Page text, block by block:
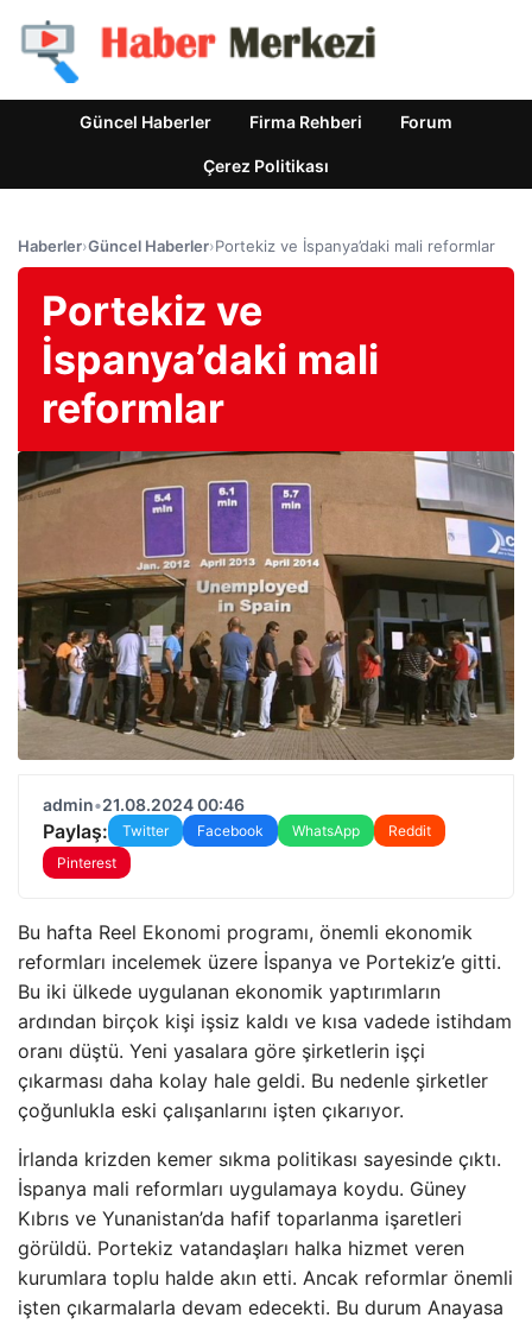
Güncel Haberler Firma Rehberi Forum
Çerez Politikası
Haberler›Güncel Haberler›Portekiz ve İspanya’daki mali reformlar
Portekiz ve
İspanya’daki mali
reformlar
admin•21.08.2024 00:46
Paylaş: Twitter Facebook WhatsApp
Reddit
Pinterest
Bu hafta Reel Ekonomi programı, önemli ekonomik
reformları incelemek üzere İspanya ve Portekiz’e gitti.
Bu iki ülkede uygulanan ekonomik yaptırımların
ardından birçok kişi işsiz kaldı ve kısa vadede istihdam
oranı düştü. Yeni yasalara göre şirketlerin işçi
çıkarması daha kolay hale geldi. Bu nedenle şirketler
çoğunlukla eski çalışanlarını işten çıkarıyor.
İrlanda krizden kemer sıkma politikası sayesinde çıktı.
İspanya mali reformları uygulamaya koydu. Güney
Kıbrıs ve Yunanistan’da hafif toparlanma işaretleri
görüldü. Portekiz vatandaşları halka hizmet veren
kurumlara toplu halde akın etti. Ancak reformlar önemli
işten çıkarmalarla devam edecekti. Bu durum Anayasa